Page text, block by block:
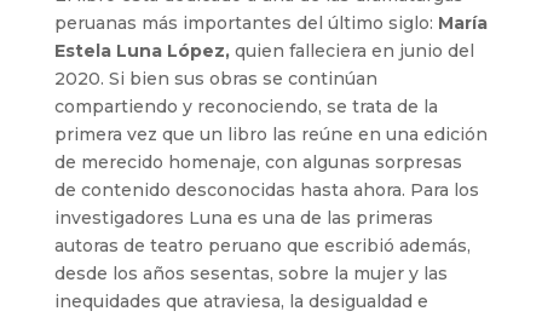
peruanas más importantes del último siglo: María
Estela Luna López,quien falleciera en junio del
2020. Si bien sus obras se continúan
compartiendo y reconociendo, se trata de la
primera vez que un libro las reúne en una edición
de merecido homenaje, con algunas sorpresas
de contenido desconocidas hasta ahora. Para los
investigadores Luna es una de las primeras
autoras de teatro peruano que escribió además,
desde los años sesentas, sobre la mujer y las
inequidades que atraviesa, la desigualdad e